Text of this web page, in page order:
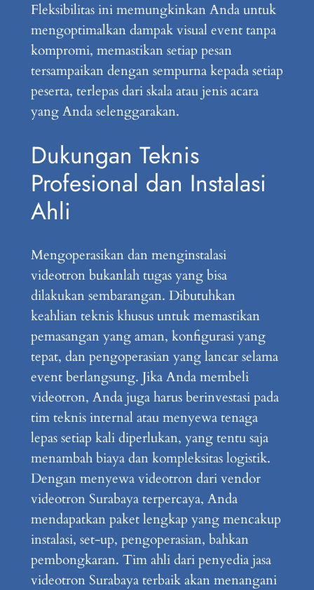
Fleksibilitas ini memungkinkan Anda untuk
mengoptimalkan dampak visual event tanpa
kompromi, memastikan setiap pesan
tersampaikan dengan sempurna kepada setiap
peserta, terlepas dari skala atau jenis acara
yang Anda selenggarakan.
Dukungan Teknis
Profesional dan Instalasi
Ahli
Mengoperasikan dan menginstalasi
videotron bukanlah tugas yang bisa
dilakukan sembarangan. Dibutuhkan
keahlian teknis khusus untuk memastikan
pemasangan yang aman, konfigurasi yang
tepat, dan pengoperasian yang lancar selama
event berlangsung. Jika Anda membeli
videotron, Anda juga harus berinvestasi pada
tim teknis internal atau menyewa tenaga
lepas setiap kali diperlukan, yang tentu saja
menambah biaya dan kompleksitas logistik.
Dengan menyewa videotron dari vendor
videotron Surabaya terpercaya, Anda
mendapatkan paket lengkap yang mencakup
instalasi, set-up, pengoperasian, bahkan
pembongkaran. Tim ahli dari penyedia jasa
videotron Surabaya terbaik akan menangani